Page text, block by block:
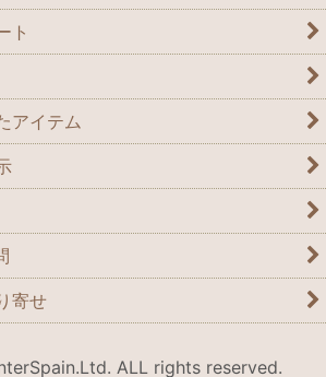
ト
アイテム
寄せ
ALL rights reserved.